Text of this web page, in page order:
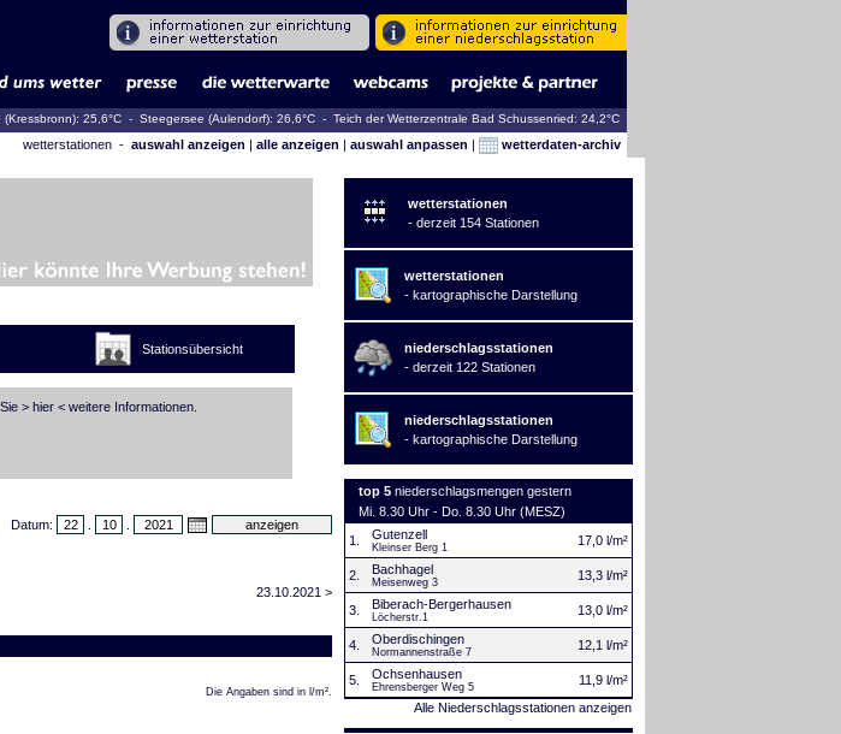
25,6°C - Steegersee (Aulendorf): 26,6°C - Teich der Wetterzentrale Bad Schussenried: 24,2°C
wetterstationen - auswahl anzeigen | alle anzeigen | auswahl anpassen | wetterdaten-archiv
Stationsübersicht
> hier < weitere Informationen.
Datum:
23.10.2021 >
Die Angaben sind in l/m².
wetterstationen
- derzeit 154 Stationen
wetterstationen
- kartographische Darstellung
niederschlagsstationen
- derzeit 122 Stationen
niederschlagsstationen
- kartographische Darstellung
top 5 niederschlagsmengen gestern
Mi. 8.30 Uhr - Do. 8.30 Uhr (MESZ)
1.
Gutenzell
Kleinser Berg 1 17,0 l/m²
2. Bachhagel
Meisenweg 3 13,3 l/m²
3. Biberach-Bergerhausen
Löcherstr.1 13,0 l/m²
4. Oberdischingen
Normannenstraße 7 12,1 l/m²
5. Ochsenhausen
Ehrensberger Weg 5
11,9 l/m²
Alle Niederschlagsstationen anzeigen